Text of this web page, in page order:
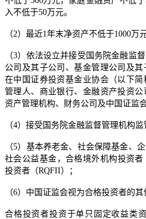
入不低于50万元。
（2）最近1年末净资产不低于1000万
（3）依法设立并接受国务院金融监
公司及其子公司、基金管理公司及其
在中国证券投资基金业协会（以下
管理人、商业银行、金融资产投资
资产管理机构、财务公司及中国证监
（4）接受国务院金融监督管理机构
（5）基本养老金、社会保障基金、
社会公益基金，合格境外机构投资
投资者（RQFII）；
（6）中国证监会视为合格投资者的其
合格投资者投资于单只固定收益类